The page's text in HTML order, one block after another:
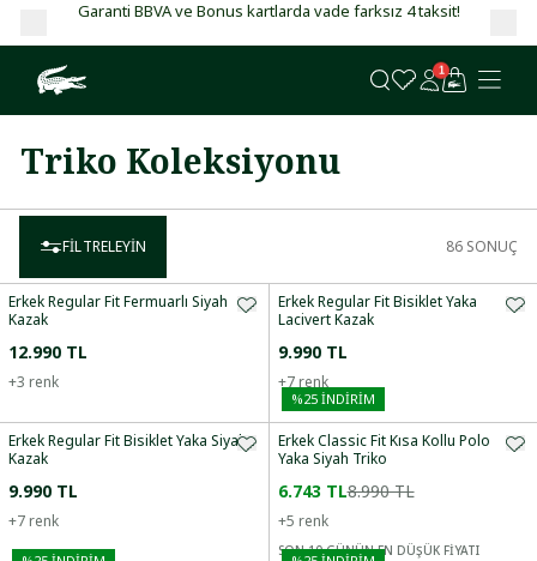
Garanti BBVA ve Bonus kartlarda vade farksız 4 taksit!
1
Triko Koleksiyonu
FILTRELEYIN 86 SONUÇ
Erkek Regular Fit Fermuarlı Siyah
Kazak
12.990 TL
+3 renk
Erkek Regular Fit Bisiklet Yaka
Lacivert Kazak
9.990 TL
+7 renk
Erkek Regular Fit Bisiklet Yaka Siyah
Kazak
9.990 TL
+7 renk
%25İNDİRİM
Erkek Classic Fit Kısa Kollu Polo
Yaka Siyah Triko
6.743 TL8.990 TL
+5 renk
SON 10 GÜNÜN EN DÜŞÜK FİYATI